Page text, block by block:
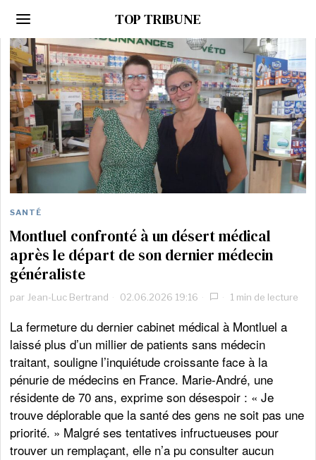
TOP TRIBUNE
SANTÉ
Montluel confronté à un désert médical
après le départ de son dernier médecin
généraliste
par Jean-Luc Bertrand 02.06.2026 19:16 1 min de lecture
La fermeture du dernier cabinet médical à Montluel a
laissé plus d’un millier de patients sans médecin
traitant, souligne l’inquiétude croissante face à la
pénurie de médecins en France. Marie-André, une
résidente de 70 ans, exprime son désespoir : « Je
trouve déplorable que la santé des gens ne soit pas une
priorité. » Malgré ses tentatives infructueuses pour
trouver un remplaçant, elle n’a pu consulter aucun